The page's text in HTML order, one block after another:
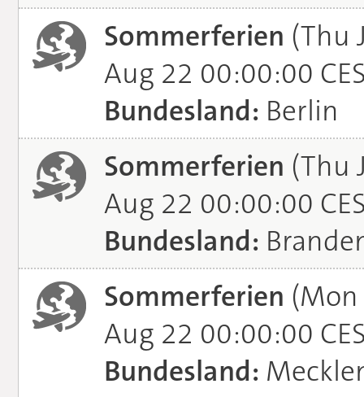
Sommerferien (Thu
Aug 22 00:00:00
Bundesland: Berlin
Sommerferien (Thu
Aug 22 00:00:00
Bundesland:
Sommerferien (Mon
Aug 22 00:00:00
Bundesland: